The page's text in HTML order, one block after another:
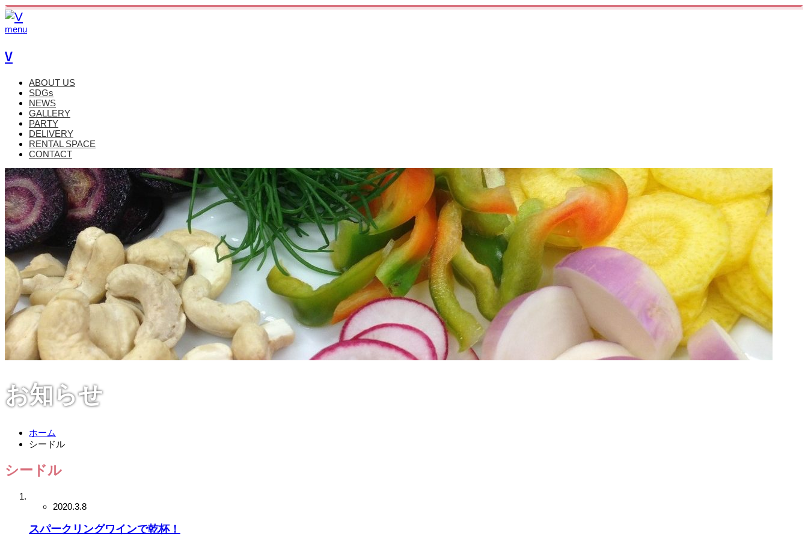
menu
V
ABOUT US
SDGs
NEWS
GALLERY
PARTY
DELIVERY
RENTAL SPACE
CONTACT
お知らせ
ホーム
シードル
シードル
2020.3.8
スパークリングワインで乾杯！